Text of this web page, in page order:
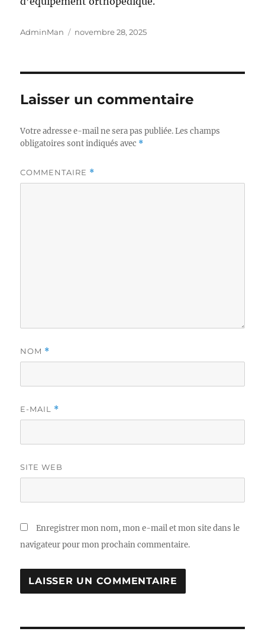
Auteur
AdminMan
Publié
novembre 28, 2025
Laisser un commentaire
Votre adresse e-mail ne sera pas publiée. Les champs
obligatoires sont indiqués avec *
COMMENTAIRE *
NOM *
E-MAIL *
SITE WEB
Enregistrer mon nom, mon e-mail et mon site dans le
navigateur pour mon prochain commentaire.